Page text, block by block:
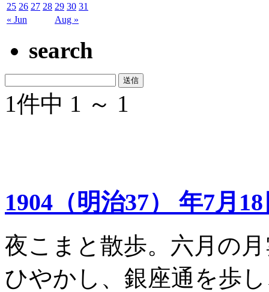
« Jun Aug »
25 26 27 28 29 30 31
search
1件中 1 ～ 1
1904（明治37） 年7月
夜こまと散歩。六月の
ひやかし、銀座通を歩